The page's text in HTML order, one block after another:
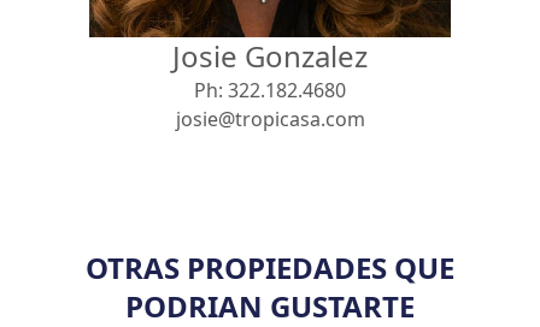
Pie de Playa Buscar usando:
USD MXN
Menor Precio Primero
Josie Gonzalez
Ph: 322.182.4680
josie@tropicasa.com
OTRAS PROPIEDADES QUE
PODRIAN GUSTARTE